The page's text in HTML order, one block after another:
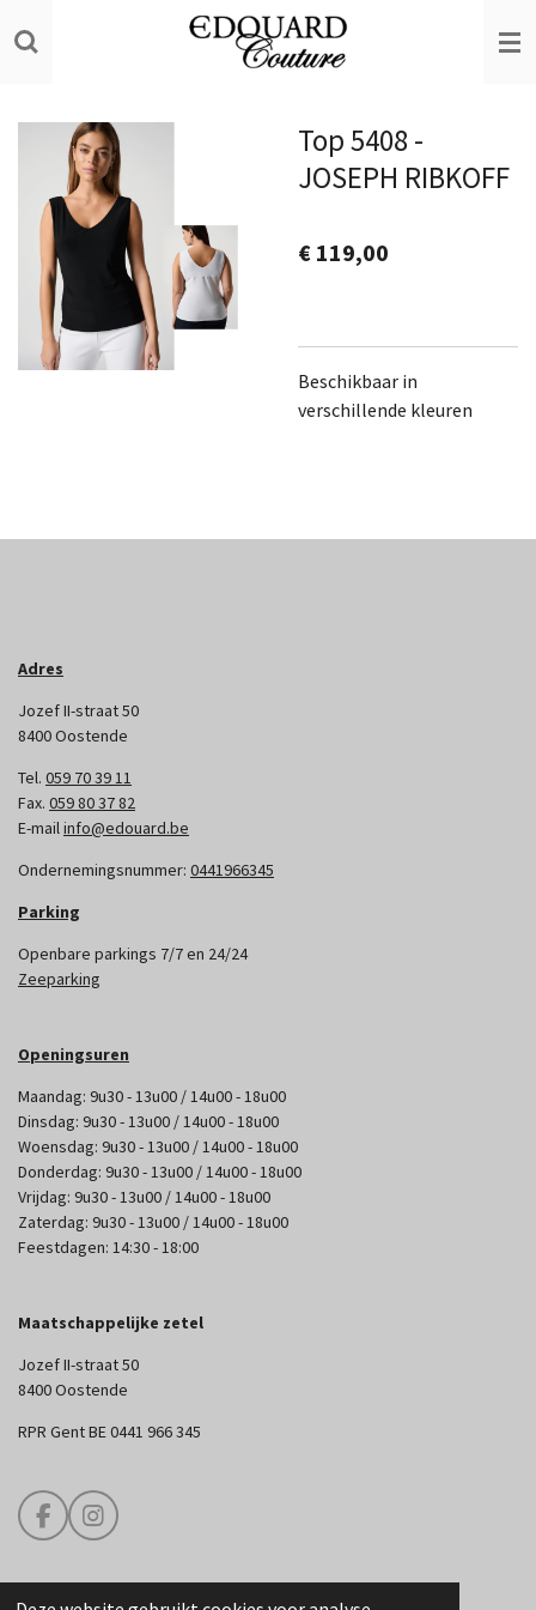
direct
hoofdinhoud
Top 5408 -
JOSEPH RIBKOFF
€ 119,00
Beschikbaar in
verschillende kleuren
Adres
Jozef II-straat 50
8400 Oostende
Tel. 059 70 39 11
Fax. 059 80 37 82
E-mailinfo@edouard.be
Ondernemingsnummer: 0441966345
Parking
Openbare parkings 7/7 en 24/24
Zeeparking
Openingsuren
Maandag: 9u30 - 13u00 / 14u00 - 18u00
Dinsdag: 9u30 - 13u00 / 14u00 - 18u00
Woensdag: 9u30 - 13u00 / 14u00 - 18u00
Donderdag: 9u30 - 13u00 / 14u00 - 18u00
Vrijdag: 9u30 - 13u00 / 14u00 - 18u00
Zaterdag: 9u30 - 13u00 / 14u00 - 18u00
Feestdagen: 14:30 - 18:00
Maatschappelijke zetel
Jozef II-straat 50
8400 Oostende
RPR Gent BE 0441 966 345
F
a
I
n